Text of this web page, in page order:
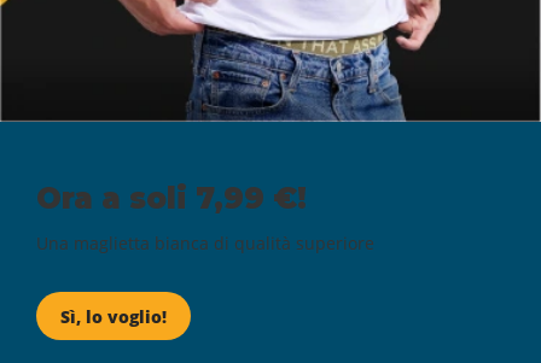
Ora a soli 7,99 €!
Una maglietta bianca di qualità superiore
Sì, lo voglio!